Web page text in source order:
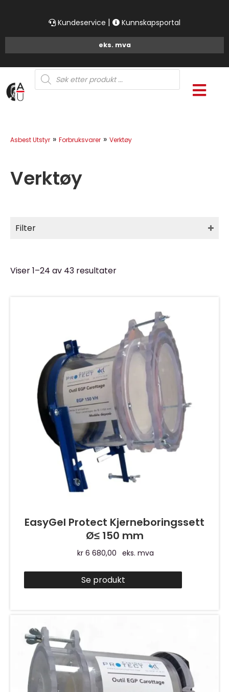
Kundeservice | Kunnskapsportal
Products
search
Asbest Utstyr » Forbruksvarer » Verktøy
Verktøy
Filter
Viser 1–24 av 43 resultater
EasyGel Protect Kjerneboringssett
Ø≤ 150 mm
kr 6 680,00 eks. mva
Se produkt